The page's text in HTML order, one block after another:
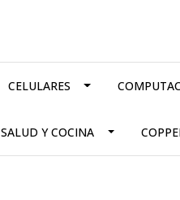
CELULARES
SALUD Y COCINA